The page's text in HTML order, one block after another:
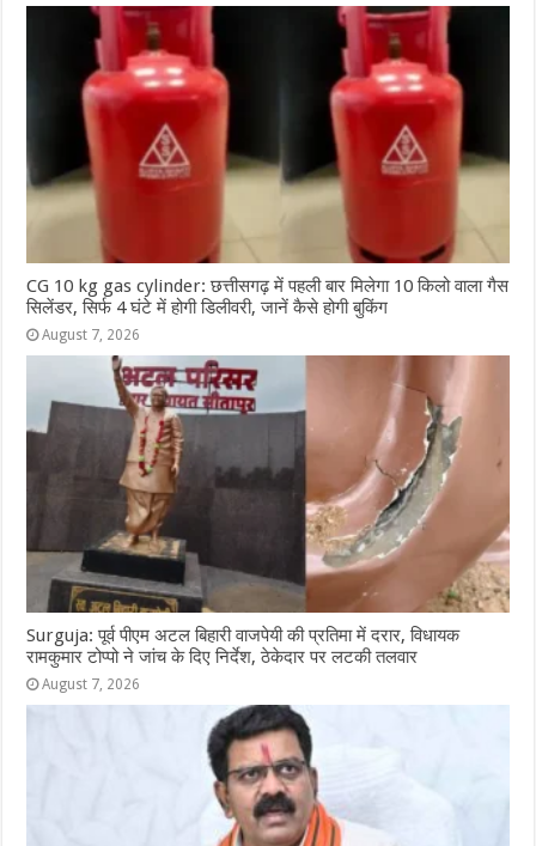
CG 10 kg gas cylinder: छत्तीसगढ़ में पहली बार मिलेगा 10 किलो वाला गैस
सिलेंडर, सिर्फ 4 घंटे में होगी डिलीवरी, जानें कैसे होगी बुकिंग
August 7, 2026
Surguja: पूर्व पीएम अटल बिहारी वाजपेयी की प्रतिमा में दरार, विधायक
रामकुमार टोप्पो ने जांच के दिए निर्देश, ठेकेदार पर लटकी तलवार
August 7, 2026